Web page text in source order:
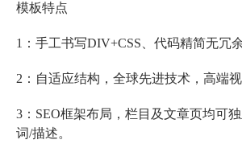
模板特点
1：手工书写DIV+CSS、代码精简无冗余
2：自适应结构，全球先进技术，高端视
3：SEO框架布局，栏目及文章页均可
词/描述。